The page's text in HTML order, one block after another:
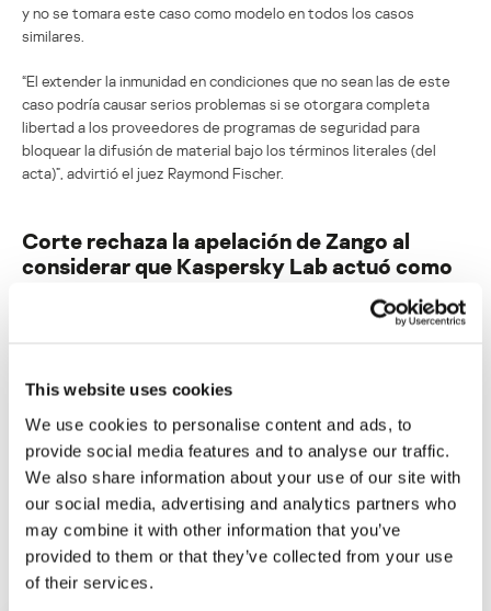
This website uses cookies
We use cookies to personalise content and ads, to
provide social media features and to analyse our traffic.
We also share information about your use of our site with
our social media, advertising and analytics partners who
may combine it with other information that you’ve
provided to them or that they’ve collected from your use
of their services.
y no se tomara este caso como modelo en todos los casos
similares.
“El extender la inmunidad en condiciones que no sean las de este
caso podría causar serios problemas si se otorgara completa
libertad a los proveedores de programas de seguridad para
bloquear la difusión de material bajo los términos literales (del
acta)”, advirtió el juez Raymond Fischer.
Corte rechaza la apelación de Zango al
considerar que Kaspersky Lab actuó como
Nombre* Correo electrónico*